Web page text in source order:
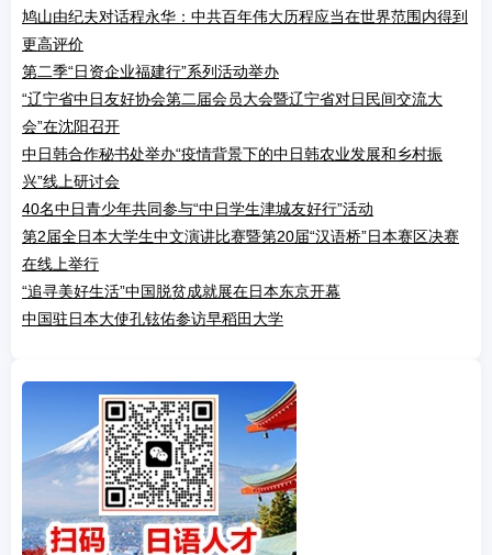
鸠山由纪夫对话程永华：中共百年伟大历程应当在世界范围内得到
更高评价
第二季“日资企业福建行”系列活动举办
“辽宁省中日友好协会第二届会员大会暨辽宁省对日民间交流大
会”在沈阳召开
中日韩合作秘书处举办“疫情背景下的中日韩农业发展和乡村振
兴”线上研讨会
40名中日青少年共同参与“中日学生津城友好行”活动
第2届全日本大学生中文演讲比赛暨第20届“汉语桥”日本赛区决赛
在线上举行
“追寻美好生活”中国脱贫成就展在日本东京开幕
中国驻日本大使孔铉佑参访早稻田大学